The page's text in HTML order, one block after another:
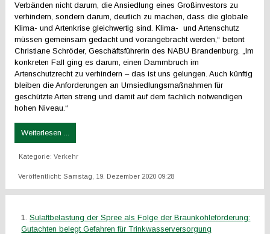
Verbänden nicht darum, die Ansiedlung eines Großinvestors zu
verhindern, sondern darum, deutlich zu machen, dass die globale
Klima- und Artenkrise gleichwertig sind. Klima- und Artenschutz
müssen gemeinsam gedacht und vorangebracht werden,“ betont
Christiane Schröder, Geschäftsführerin des NABU Brandenburg. „Im
konkreten Fall ging es darum, einen Dammbruch im
Artenschutzrecht zu verhindern – das ist uns gelungen. Auch künftig
bleiben die Anforderungen an Umsiedlungsmaßnahmen für
geschützte Arten streng und damit auf dem fachlich notwendigen
hohen Niveau.“
Weiterlesen ...
Kategorie:Verkehr
Veröffentlicht: Samstag, 19. Dezember 2020 09:28
Sulaftbelastung der Spree als Folge der Braunkohleförderung:
Gutachten belegt Gefahren für Trinkwasserversorgung